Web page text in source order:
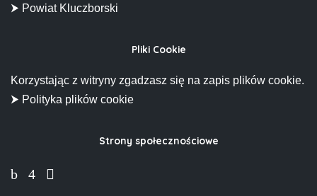
⮞ Powiat Kluczborski
Pliki Cookie
Korzystając z witryny zgadzasz się na zapis plików cookie.
⮞ Polityka plików cookie
Strony społecznościowe